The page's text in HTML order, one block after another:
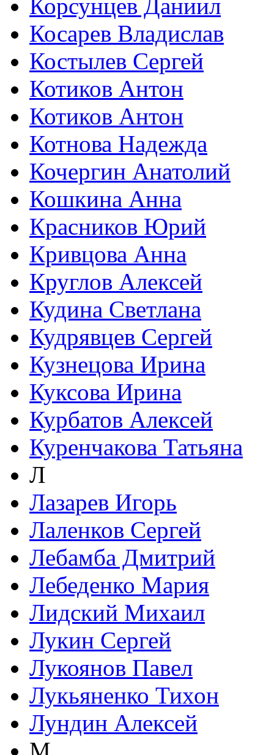
Корсунцев Даниил
Косарев Владислав
Костылев Сергей
Котиков Антон
Котиков Антон
Котнова Надежда
Кочергин Анатолий
Кошкина Анна
Красников Юрий
Кривцова Анна
Круглов Алексей
Кудина Светлана
Кудрявцев Сергей
Кузнецова Ирина
Куксова Ирина
Курбатов Алексей
Куренчакова Татьяна
Л
Лазарев Игорь
Лаленков Сергей
Лебамба Дмитрий
Лебеденко Мария
Лидский Михаил
Лукин Сергей
Лукоянов Павел
Лукьяненко Тихон
Лундин Алексей